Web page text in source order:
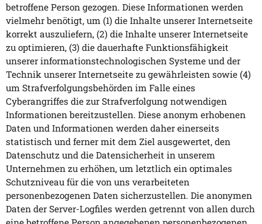
betroffene Person gezogen. Diese Informationen werden
vielmehr benötigt, um (1) die Inhalte unserer Internetseite
korrekt auszuliefern, (2) die Inhalte unserer Internetseite
zu optimieren, (3) die dauerhafte Funktionsfähigkeit
unserer informationstechnologischen Systeme und der
Technik unserer Internetseite zu gewährleisten sowie (4)
um Strafverfolgungsbehörden im Falle eines
Cyberangriffes die zur Strafverfolgung notwendigen
Informationen bereitzustellen. Diese anonym erhobenen
Daten und Informationen werden daher einerseits
statistisch und ferner mit dem Ziel ausgewertet, den
Datenschutz und die Datensicherheit in unserem
Unternehmen zu erhöhen, um letztlich ein optimales
Schutzniveau für die von uns verarbeiteten
personenbezogenen Daten sicherzustellen. Die anonymen
Daten der Server-Logfiles werden getrennt von allen durch